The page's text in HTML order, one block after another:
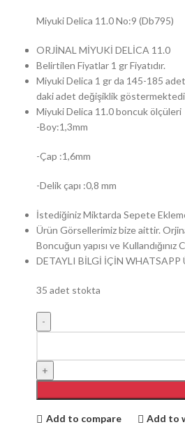
Miyuki Delica 11.0 No:9 (Db795)
ORJİNAL MİYUKİ DELİCA 11.0
Belirtilen Fiyatlar 1 gr Fiyatıdır.
Miyuki Delica 1 gr da 145-185
daki adet değişiklik
Miyuki Delica 11.0 boncuk ölçüleri
-Boy:1,3mm
-Çap :1,6mm
-Delik çapı :0,8 mm
İstediğiniz Miktarda Sepete
Ürün Görsellerimiz bize aittir.
Boncuğun yapısı ve Kullandığınız
DETAYLI BİLGİ İÇİN
35 adet stokta
Add to compare Add to